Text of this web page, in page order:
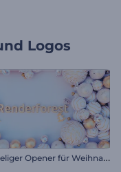
Logos
G
lückseliger Opener für Weihnachten